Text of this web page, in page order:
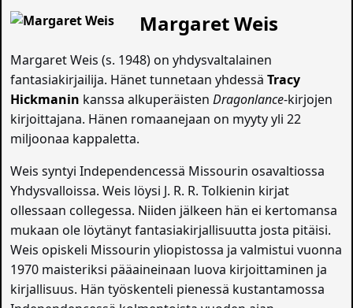
Margaret Weis
Margaret Weis (s. 1948) on yhdysvaltalainen
fantasiakirjailija. Hänet tunnetaan yhdessäTracy
Hickmanin kanssa alkuperäistenDragonlance-kirjojen
kirjoittajana. Hänen romaanejaan on myyty yli 22
miljoonaa kappaletta.
Weis syntyi Independencessä Missourin osavaltiossa
Yhdysvalloissa. Weis löysi J. R. R. Tolkienin kirjat
ollessaan collegessa. Niiden jälkeen hän ei kertomansa
mukaan ole löytänyt fantasiakirjallisuutta josta pitäisi.
Weis opiskeli Missourin yliopistossa ja valmistui vuonna
1970 maisteriksi pääaineinaan luova kirjoittaminen ja
kirjallisuus. Hän työskenteli pienessä kustantamossa